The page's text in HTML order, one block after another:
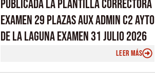
PUBLICADA LA PLANTILLA CORRECTORA
EXAMEN 29 PLAZAS AUX ADMIN C2 AYTO
DE LA LAGUNA EXAMEN 31 JULIO 2026
LEER MÁS